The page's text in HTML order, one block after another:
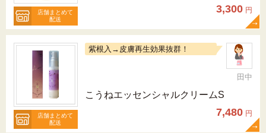
店舗まとめて
配送
3,300 円
店舗まとめて
配送
紫根入→皮膚再生効果抜群！
田中
こうねエッセンシャルクリームS
7,480 円